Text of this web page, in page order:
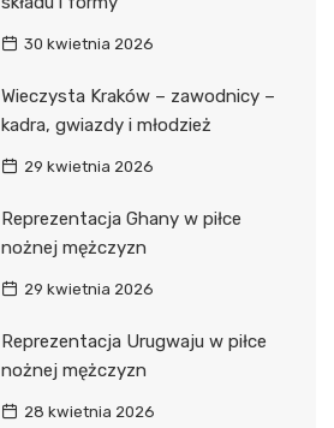
30 kwietnia 2026
Wieczysta Kraków – zawodnicy –
kadra, gwiazdy i młodzież
29 kwietnia 2026
Reprezentacja Ghany w piłce
nożnej mężczyzn
29 kwietnia 2026
Reprezentacja Urugwaju w piłce
nożnej mężczyzn
28 kwietnia 2026